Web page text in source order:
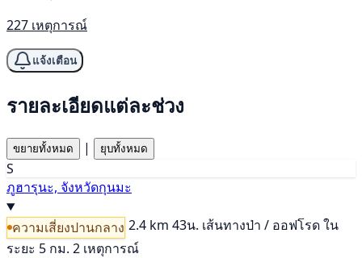
227 เหตุการณ์
แจ้งเตือน
รายละเอียดแต่ละช่วง
ขยายทั้งหมด | ยุบทั้งหมด
S
ภูฮารุนะ, จังหวัดกุนมะ
ความเสี่ยงปานกลาง 2.4 km 43น. เส้นทางป่า / ออฟโรดใน
ระยะ 5 กม. 2 เหตุการณ์